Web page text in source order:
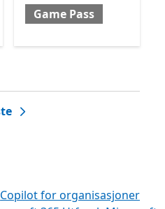
Game Pass
Copilot for organisasjoner